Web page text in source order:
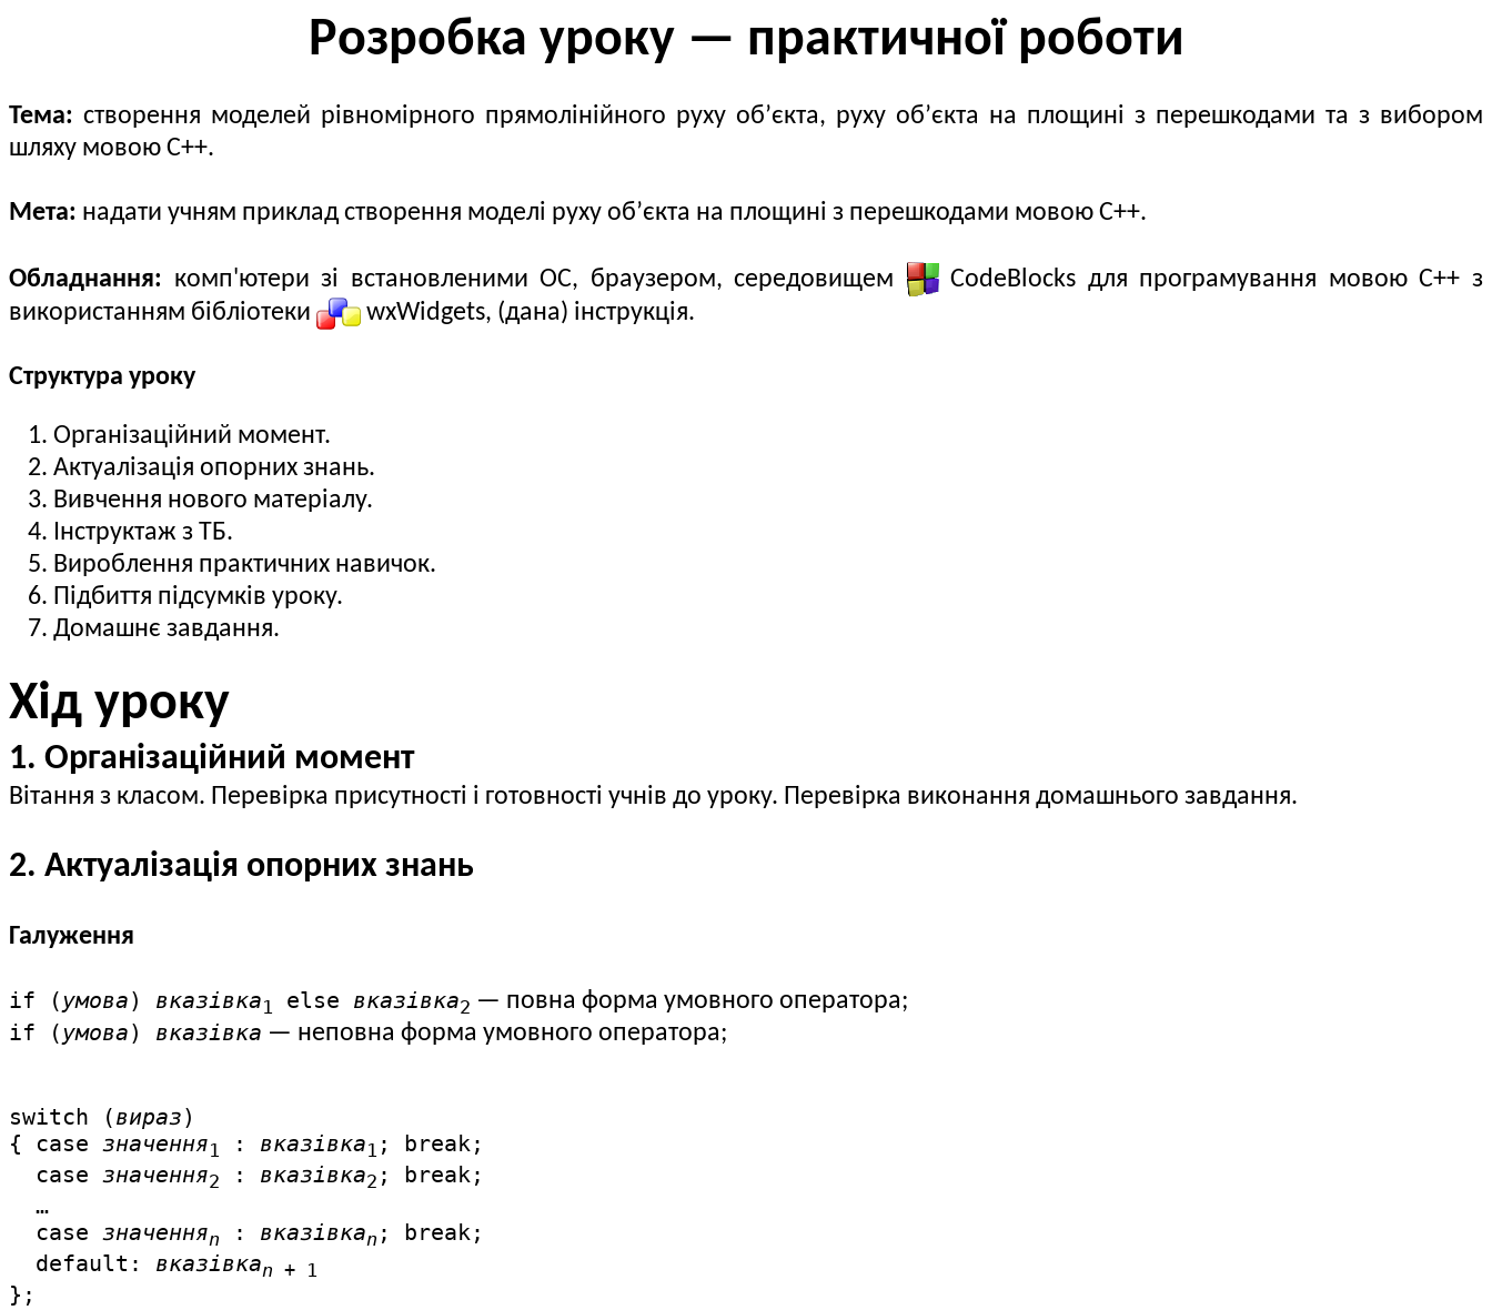
Розробка уроку — практичної роботи
Тема: створення моделей рівномірного прямолінійного руху об’єкта, руху об’єкта на площині з перешкодами та з вибором
шляху мовою С++.
Мета: надати учням приклад створення моделі руху об’єкта на площині з перешкодами мовою С++.
Обладнання: комп'ютери зі встановленими ОС, браузером, середовищем
CodeBlocks для програмування мовою С++ з
використанням бібліотеки
wxWidgets, (дана) інструкція.
Структура уроку
Організаційний момент.
Актуалізація опорних знань.
Вивчення нового матеріалу.
Інструктаж з ТБ.
Вироблення практичних навичок.
Підбиття підсумків уроку.
Домашнє завдання.
Хід уроку
1. Організаційний момент
Вітання з класом. Перевірка присутності і готовності учнів до уроку. Перевірка виконання домашнього завдання.
2. Актуалізація опорних знань
Галуження
if (умова) вказівка1 else вказівка2 — повна форма умовного оператора;
if (умова) вказівка — неповна форма умовного оператора;
switch (вираз)
{ case значення1 : вказівка1 ; break;
  case
значення2 : вказівка2 ; break;
  …
  case
значенняn : вказівкаn ; break;
  default:
вказівкаn + 1
};